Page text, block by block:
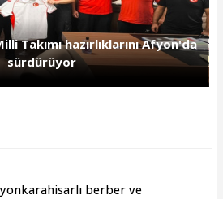
Takımı hazırlıklarını Afyon'da
sürdürüyor
berber ve